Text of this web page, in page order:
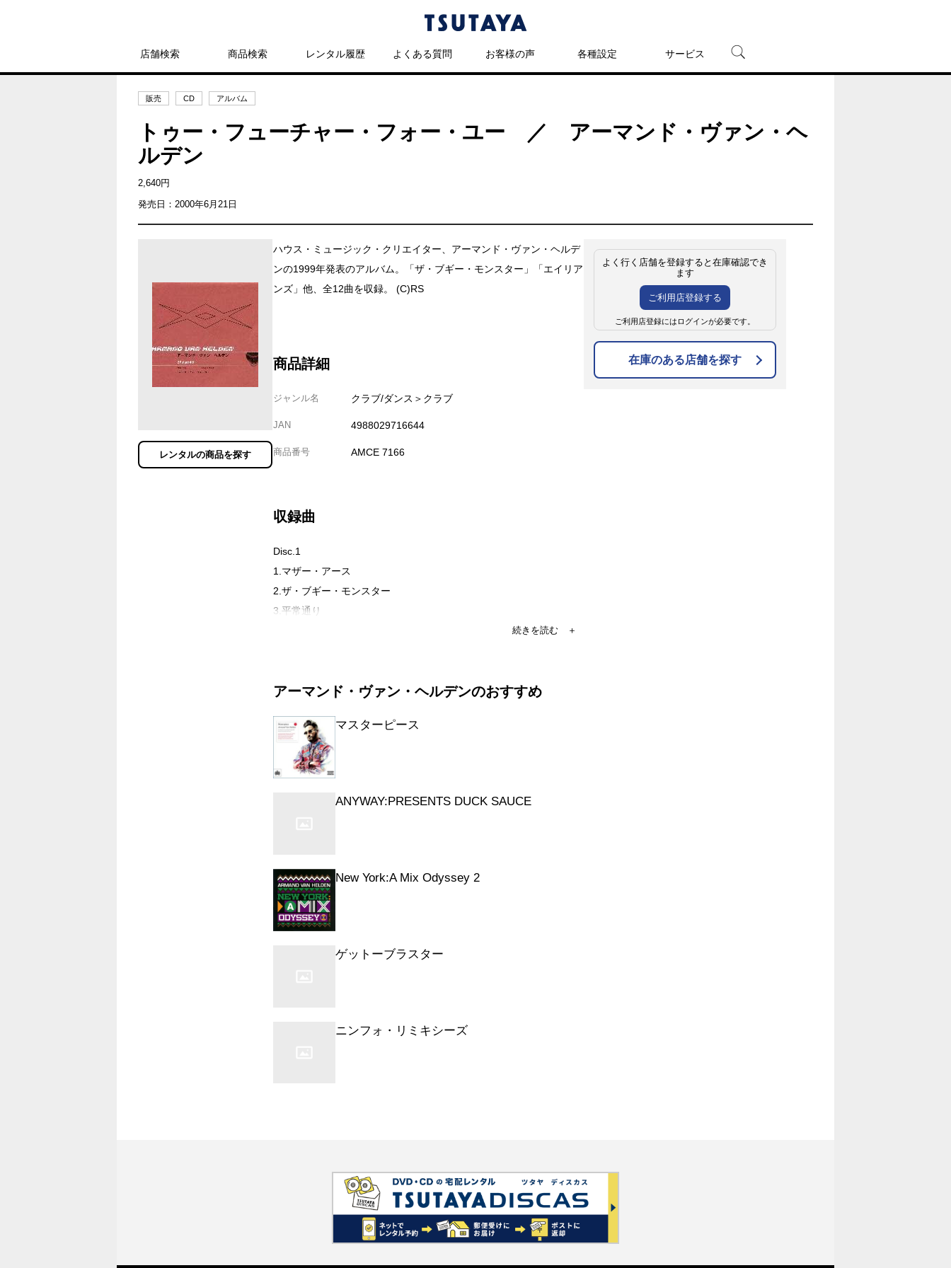
店舗検索 商品検索 レンタル履歴 よくある質問 お客様の声 各種設定 サービス
TSUTAYAプレミアムNEXT
販売 CD アルバム
トゥー・フューチャー・フォー・ユー ／ アーマンド・ヴァン・ヘ
ルデン
2,640円
発売日：2000年6月21日
レンタルの商品を探す
ハウス・ミュージック・クリエイター、アーマンド・ヴァン・ヘルデ
ンの1999年発表のアルバム。「ザ・ブギー・モンスター」「エイリア
ンズ」他、全12曲を収録。 (C)RS
商品詳細
ジャンル名 クラブ/ダンス＞クラブ
JAN 4988029716644
商品番号 AMCE 7166
収録曲
Disc.1
1.マザー・アース
2.ザ・ブギー・モンスター
3.平常通り
7.エイリアンズ
9.イースト
10.ネセサリー・イーヴル
11.エントラ・ミ・カサ
アーマンド・ヴァン・ヘルデンのおすすめ
マスターピース
ANYWAY:PRESENTS DUCK SAUCE
New York:A Mix Odyssey 2
ゲットーブラスター
ニンフォ・リミキシーズ
よく行く店舗を登録すると在庫確認でき
ます
ご利用店登録する
ご利用店登録にはログインが必要です。
在庫のある店舗を探す